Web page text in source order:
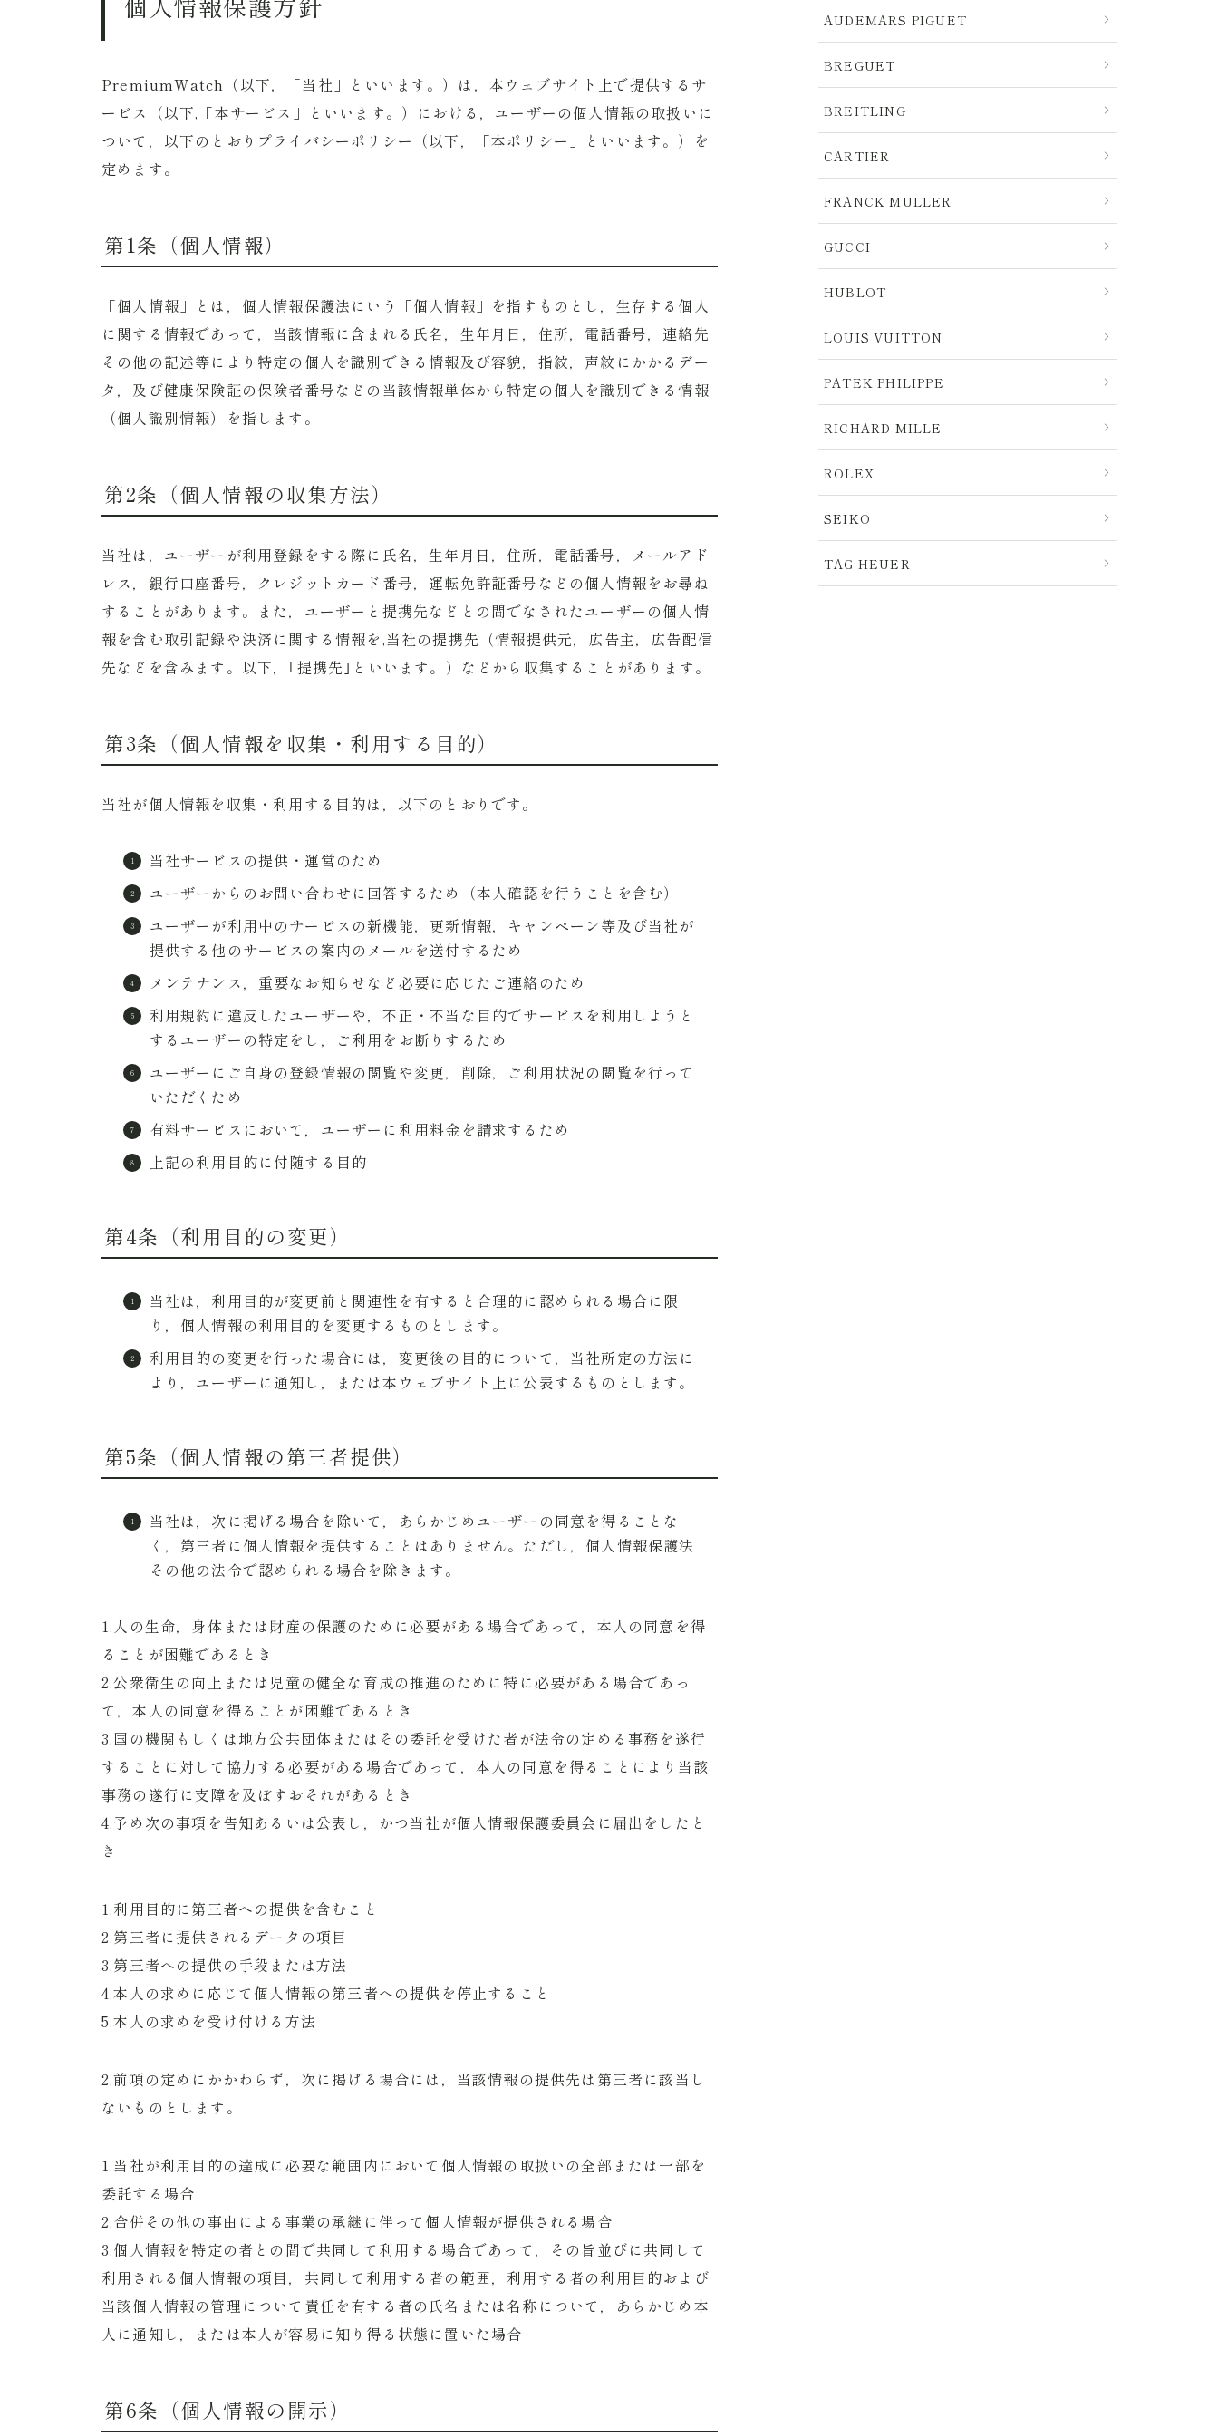
PremiumWatch（以下，「当社」といいます。）は，本ウェブサイト上で提供するサ
ービス（以下,「本サービス」といいます。）における，ユーザーの個人情報の取扱いに
ついて，以下のとおりプライバシーポリシー（以下，「本ポリシー」といいます。）を
定めます。
第1条（個人情報）
「個人情報」とは，個人情報保護法にいう「個人情報」を指すものとし，生存する個人
に関する情報であって，当該情報に含まれる氏名，生年月日，住所，電話番号，連絡先
その他の記述等により特定の個人を識別できる情報及び容貌，指紋，声紋にかかるデー
タ，及び健康保険証の保険者番号などの当該情報単体から特定の個人を識別できる情報
（個人識別情報）を指します。
第2条（個人情報の収集方法）
当社は，ユーザーが利用登録をする際に氏名，生年月日，住所，電話番号，メールアド
レス，銀行口座番号，クレジットカード番号，運転免許証番号などの個人情報をお尋ね
することがあります。また，ユーザーと提携先などとの間でなされたユーザーの個人情
報を含む取引記録や決済に関する情報を,当社の提携先（情報提供元，広告主，広告配信
先などを含みます。以下，｢提携先｣といいます。）などから収集することがあります。
第3条（個人情報を収集・利用する目的）
当社が個人情報を収集・利用する目的は，以下のとおりです。
当社サービスの提供・運営のため
ユーザーからのお問い合わせに回答するため（本人確認を行うことを含む）
ユーザーが利用中のサービスの新機能，更新情報，キャンペーン等及び当社が
提供する他のサービスの案内のメールを送付するため
メンテナンス，重要なお知らせなど必要に応じたご連絡のため
利用規約に違反したユーザーや，不正・不当な目的でサービスを利用しようと
するユーザーの特定をし，ご利用をお断りするため
ユーザーにご自身の登録情報の閲覧や変更，削除，ご利用状況の閲覧を行って
いただくため
有料サービスにおいて，ユーザーに利用料金を請求するため
上記の利用目的に付随する目的
第4条（利用目的の変更）
当社は，利用目的が変更前と関連性を有すると合理的に認められる場合に限
り，個人情報の利用目的を変更するものとします。
利用目的の変更を行った場合には，変更後の目的について，当社所定の方法に
より，ユーザーに通知し，または本ウェブサイト上に公表するものとします。
第5条（個人情報の第三者提供）
当社は，次に掲げる場合を除いて，あらかじめユーザーの同意を得ることな
く，第三者に個人情報を提供することはありません。ただし，個人情報保護法
その他の法令で認められる場合を除きます。
1.人の生命，身体または財産の保護のために必要がある場合であって，本人の同意を得
ることが困難であるとき
2.公衆衛生の向上または児童の健全な育成の推進のために特に必要がある場合であっ
て，本人の同意を得ることが困難であるとき
3.国の機関もしくは地方公共団体またはその委託を受けた者が法令の定める事務を遂行
することに対して協力する必要がある場合であって，本人の同意を得ることにより当該
事務の遂行に支障を及ぼすおそれがあるとき
4.予め次の事項を告知あるいは公表し，かつ当社が個人情報保護委員会に届出をしたと
き
1.利用目的に第三者への提供を含むこと
2.第三者に提供されるデータの項目
3.第三者への提供の手段または方法
4.本人の求めに応じて個人情報の第三者への提供を停止すること
5.本人の求めを受け付ける方法
2.前項の定めにかかわらず，次に掲げる場合には，当該情報の提供先は第三者に該当し
ないものとします。
1.当社が利用目的の達成に必要な範囲内において個人情報の取扱いの全部または一部を
委託する場合
2.合併その他の事由による事業の承継に伴って個人情報が提供される場合
3.個人情報を特定の者との間で共同して利用する場合であって，その旨並びに共同して
利用される個人情報の項目，共同して利用する者の範囲，利用する者の利用目的および
当該個人情報の管理について責任を有する者の氏名または名称について，あらかじめ本
人に通知し，または本人が容易に知り得る状態に置いた場合
第6条（個人情報の開示）
AUDEMARS PIGUET
BREGUET
BREITLING
CARTIER
FRANCK MULLER
GUCCI
HUBLOT
LOUIS VUITTON
PATEK PHILIPPE
RICHARD MILLE
ROLEX
SEIKO
TAG HEUER